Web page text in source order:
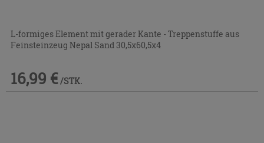
L-formiges Element mit gerader Kante - Treppenstuffe aus
Feinsteinzeug Nepal Sand 30,5x60,5x4
16,99 € /STK.